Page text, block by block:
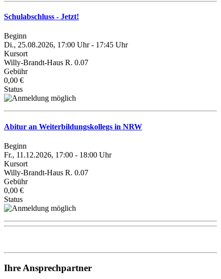
Schulabschluss - Jetzt!
Beginn
Di., 25.08.2026, 17:00 Uhr - 17:45 Uhr
Kursort
Willy-Brandt-Haus R. 0.07
Gebühr
0,00 €
Status
Abitur an Weiterbildungskollegs in NRW
Beginn
Fr., 11.12.2026, 17:00 - 18:00 Uhr
Kursort
Willy-Brandt-Haus R. 0.07
Gebühr
0,00 €
Status
Ihre Ansprechpartner